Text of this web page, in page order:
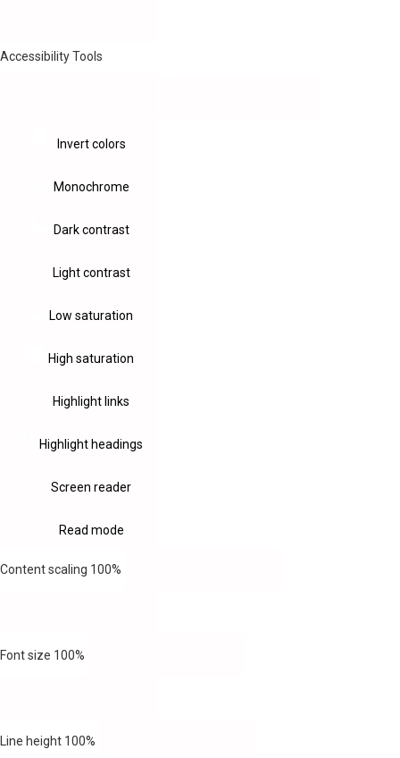
Accessibility Tools
Invert colors
Monochrome
Dark contrast
Light contrast
Low saturation
High saturation
Highlight links
Highlight headings
Screen reader
Read mode
Content scaling 100%
Font size 100%
Line height 100%